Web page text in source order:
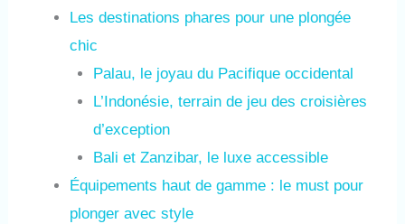
Les destinations phares pour une plongée
chic
Palau, le joyau du Pacifique occidental
L’Indonésie, terrain de jeu des croisières
d’exception
Bali et Zanzibar, le luxe accessible
Équipements haut de gamme : le must pour
plonger avec style